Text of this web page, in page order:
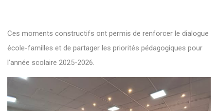
Ces moments constructifs ont permis de renforcer le dialogue
école-familles et de partager les priorités pédagogiques pour
l’année scolaire 2025-2026.